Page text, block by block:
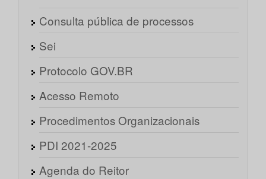
Consulta pública de processos
Sei
Protocolo GOV.BR
Acesso Remoto
Procedimentos Organizacionais
PDI 2021-2025
Agenda do Reitor